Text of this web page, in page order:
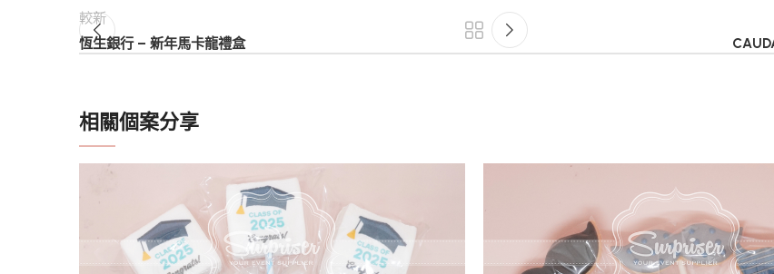
較新
恆生銀行 – 新年馬卡龍禮盒
相關個案分享